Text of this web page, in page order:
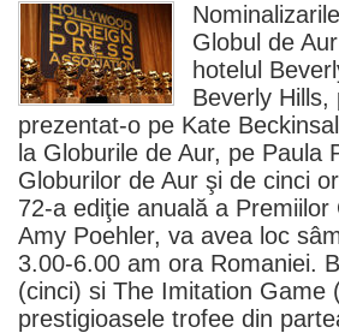
Globul de
hotelul
Beverly Hills,
prezentat-o pe Kate
la Globurile de Aur, pe
Globurilor de Aur şi de cinci
72-a ediţie anuală a
Amy Poehler, va avea loc
3.00-6.00 am ora Romaniei.
(cinci) si The Imitation Game
prestigioasele trofee din